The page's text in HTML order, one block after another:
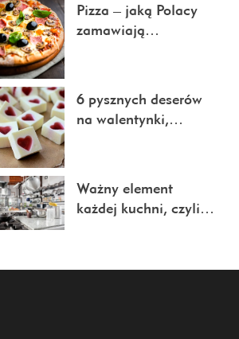
Pizza – jaką Polacy
zamawiają…
6 pysznych deserów
na walentynki,…
Ważny element
każdej kuchni, czyli…